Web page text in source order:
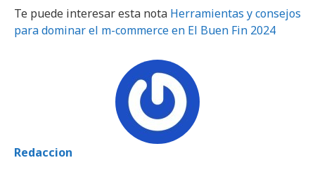
Te puede interesar esta nota Herramientas y consejos
para dominar el m-commerce en El Buen Fin 2024
Redaccion